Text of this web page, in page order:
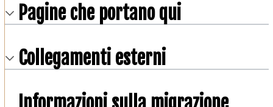
Pagine che portano qui
Collegamenti esterni